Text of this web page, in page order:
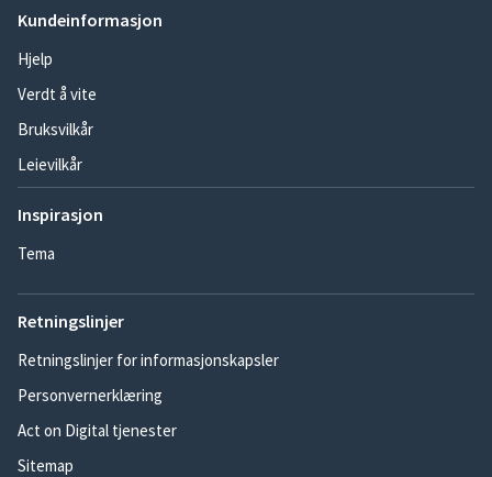
Kundeinformasjon
Hjelp
Verdt å vite
Bruksvilkår
Leievilkår
Inspirasjon
Tema
Retningslinjer
Retningslinjer for informasjonskapsler
Personvernerklæring
Act on Digital tjenester
Sitemap